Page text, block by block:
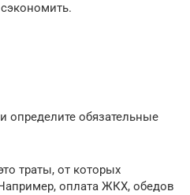
определите обязательные
траты, от которых
оплата ЖКХ, обедов